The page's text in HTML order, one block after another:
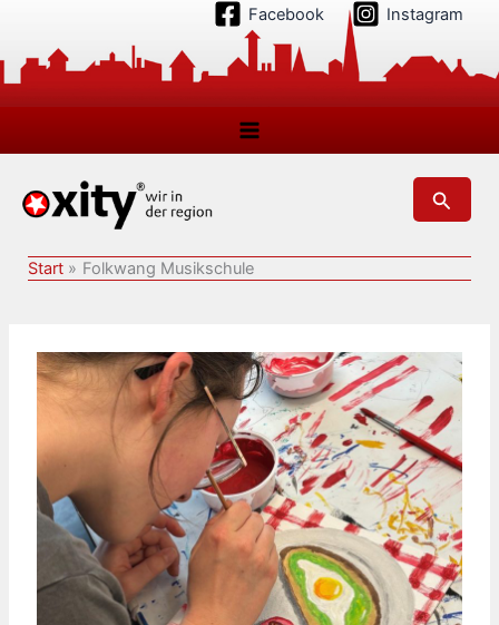
springen
Facebook Instagram
Suchen
Start Folkwang Musikschule